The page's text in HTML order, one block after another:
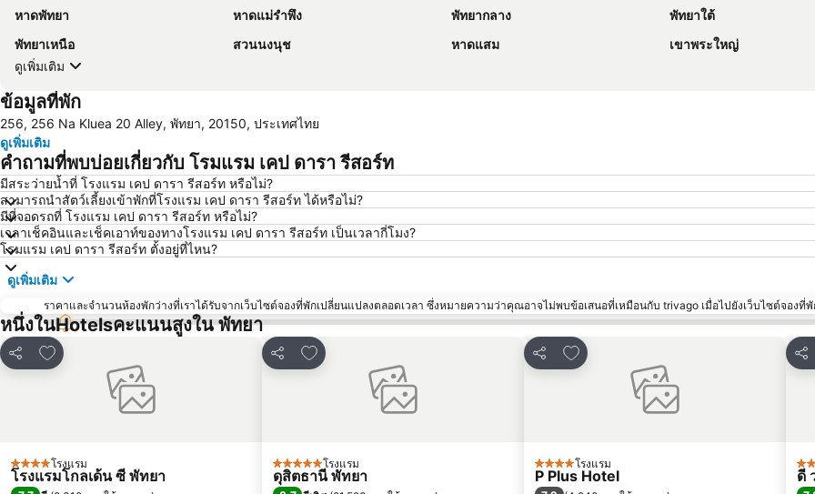
หาดพัทยา
หาดแม่รำพึง พัทยากลาง
พัทยาใต้
พัทยาเหนือ
สวนนงนุช หาดแสม
เขาพระใหญ่
ดูเพิ่มเติม
ข้อมูลที่พัก
256, 256 Na Kluea 20 Alley, พัทยา, 20150, ประเทศไทย
ดูเพิ่มเติม
คำถามที่พบบ่อยเกี่ยวกับ โรมแรม เคป ดารา รีสอร์ท
มีสระว่ายน้ำที่ โรงแรม เคป ดารา รีสอร์ท หรือไม่?
สามารถนำสัตว์เลี้ยงเข้าพักที่โรงแรม เคป ดารา รีสอร์ท ได้หรือไม่?
มีที่จอดรถที่ โรงแรม เคป ดารา รีสอร์ท หรือไม่?
เวลาเช็คอินและเช็คเอาท์ของทางโรงแรม เคป ดารา รีสอร์ท เป็นเวลากี่โมง?
โรมแรม เคป ดารา รีสอร์ท ตั้งอยู่ที่ไหน?
ดูเพิ่มเติม
ราคาและจำนวนห้องพักว่างที่เราได้รับจากเว็บไซต์จองที่พักเปลี่ยนแปลงตลอดเวลา ซึ่งหมายความว่าคุณอาจไม่พบข้อเสนอที่เหมือนกับ trivago เมื่อไปยังเว็บไซต์จองที่
หนึ่งในHotelsคะแนนสูงใน พัทยา
แชร์
เพิ่มในรายการโปรด
4 ดาว โรงแรม
โรงแรมโกลเด้น ซี พัทยา
แชร์
เพิ่มในรายการโปรด
5 ดาว โรงแรม
ดุสิตธานี พัทยา
แชร์
เพิ่มในรายการโปรด
4 ดาว โรงแรม
P Plus Hotel
แช
5
ดี